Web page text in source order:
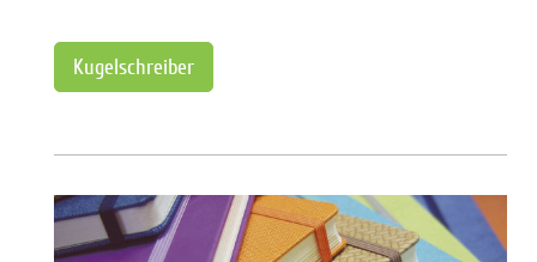
Kugelschreiber